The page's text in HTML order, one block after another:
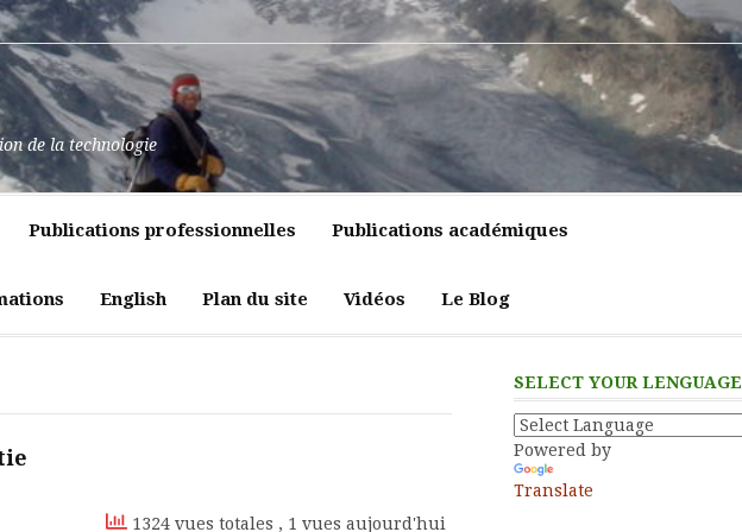
de la technologie
Publications professionnelles Publications académiques
English Plan du site Vidéos Le Blog
1324 vues totales , 1 vues aujourd'hui
SELECT YOUR LENGUAGE
Powered by
Translate